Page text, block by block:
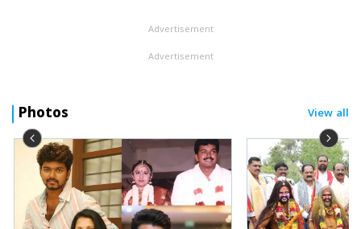
Advertisement
Advertisement
Photos View all